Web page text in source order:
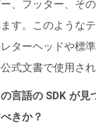
、フッター、そ
す。このような
ターヘッドや標
式文書で使用され
言語の SDK が見
きか？